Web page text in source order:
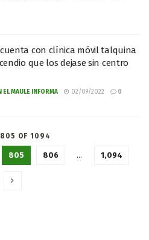
con clínica móvil talquina
que los dejase sin centro
EL MAULE INFORMA 02/09/2022 0
805 OF 1094
805 806 … 1,094